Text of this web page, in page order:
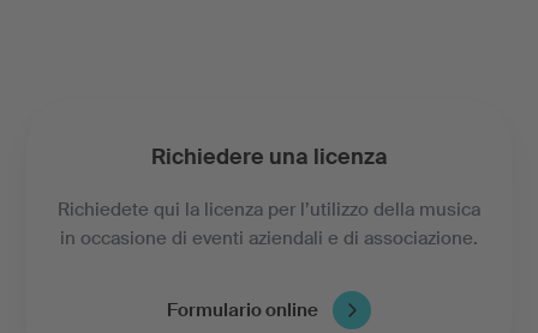
Richiedere una licenza
Richiedete qui la licenza per l’utilizzo della musica
in occasione di eventi aziendali e di associazione.
Formulario online